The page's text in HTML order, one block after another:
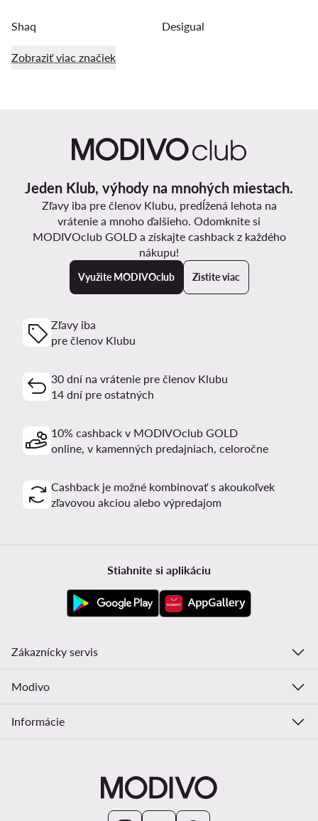
Shaq Desigual
Zobraziť viac značiek
Jeden Klub, výhody na mnohých miestach.
Zľavy iba pre členov Klubu, predĺžená lehota na
vrátenie a mnoho ďalšieho. Odomknite si
MODIVOclub GOLD a získajte cashback z každého
nákupu!
Využite MODIVOclub Zistite viac
Zľavy iba
pre členov Klubu
30 dní na vrátenie pre členov Klubu
14 dní pre ostatných
10% cashback v MODIVOclub GOLD
online, v kamenných predajniach, celoročne
Cashback je možné kombinovať s akoukoľvek
zľavovou akciou alebo výpredajom
Stiahnite si aplikáciu
Zákaznícky servis
Modivo
Informácie